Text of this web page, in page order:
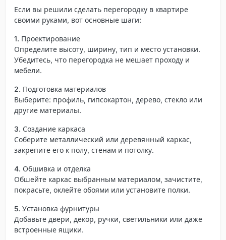
Если вы решили сделать перегородку в квартире
своими руками, вот основные шаги:
1. Проектирование
Определите высоту, ширину, тип и место установки.
Убедитесь, что перегородка не мешает проходу и
мебели.
2. Подготовка материалов
Выберите: профиль, гипсокартон, дерево, стекло или
другие материалы.
3. Создание каркаса
Соберите металлический или деревянный каркас,
закрепите его к полу, стенам и потолку.
4. Обшивка и отделка
Обшейте каркас выбранным материалом, зачистите,
покрасьте, оклейте обоями или установите полки.
5. Установка фурнитуры
Добавьте двери, декор, ручки, светильники или даже
встроенные ящики.